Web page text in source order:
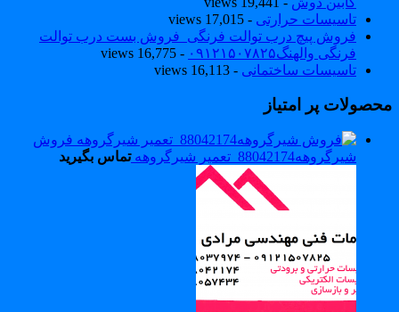
تاسیسات حرارتی- 17,015 views
فروش پیچ درب توالت فرنگی_فروش بست درب توالت
فرنگی والهنگ۰۹۱۲۱۵۰۷۸۲۵
- 16,775 views
تاسیسات ساختمانی- 16,113 views
پر امتیاز
فروش
شیرگروهه88042174_تعمیر شیرگروهه
تماس بگیرید